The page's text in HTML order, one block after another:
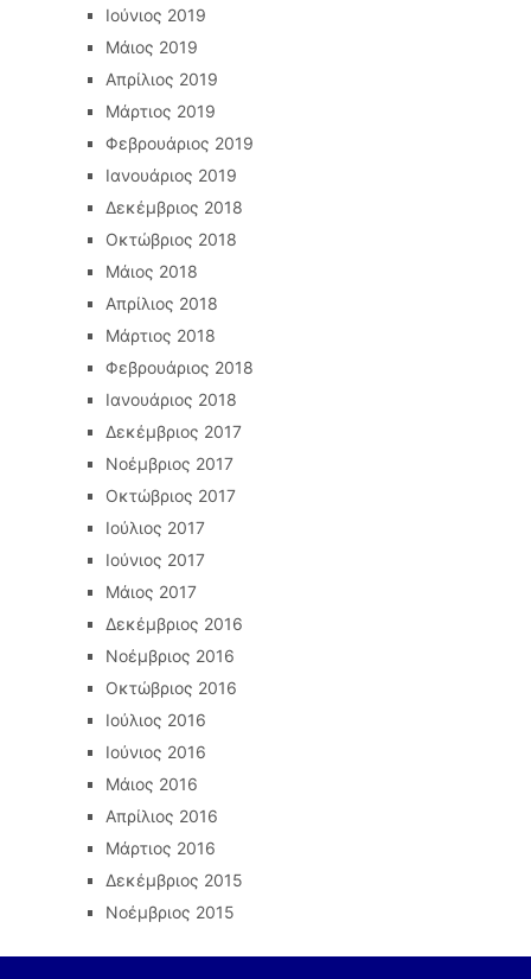
Ιούνιος 2019
Μάιος 2019
Απρίλιος 2019
Μάρτιος 2019
Φεβρουάριος 2019
Ιανουάριος 2019
Δεκέμβριος 2018
Οκτώβριος 2018
Μάιος 2018
Απρίλιος 2018
Μάρτιος 2018
Φεβρουάριος 2018
Ιανουάριος 2018
Δεκέμβριος 2017
Νοέμβριος 2017
Οκτώβριος 2017
Ιούλιος 2017
Ιούνιος 2017
Μάιος 2017
Δεκέμβριος 2016
Νοέμβριος 2016
Οκτώβριος 2016
Ιούλιος 2016
Ιούνιος 2016
Μάιος 2016
Απρίλιος 2016
Μάρτιος 2016
Δεκέμβριος 2015
Νοέμβριος 2015